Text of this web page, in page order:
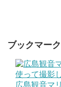
ブックマーク
広島観音マ